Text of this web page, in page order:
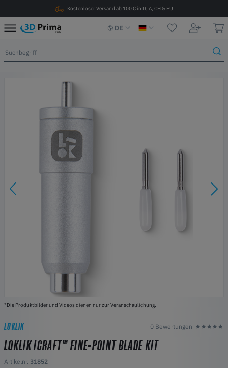
Kostenloser Versand ab 100 € in D, A, CH & EU
DE
*Die Produktbilder und Videos dienen nur zur Veranschaulichung.
LOKLIK 0 Bewertungen
LOKLIK ICRAFT™ FINE-POINT BLADE KIT
Artikelnr. 31852